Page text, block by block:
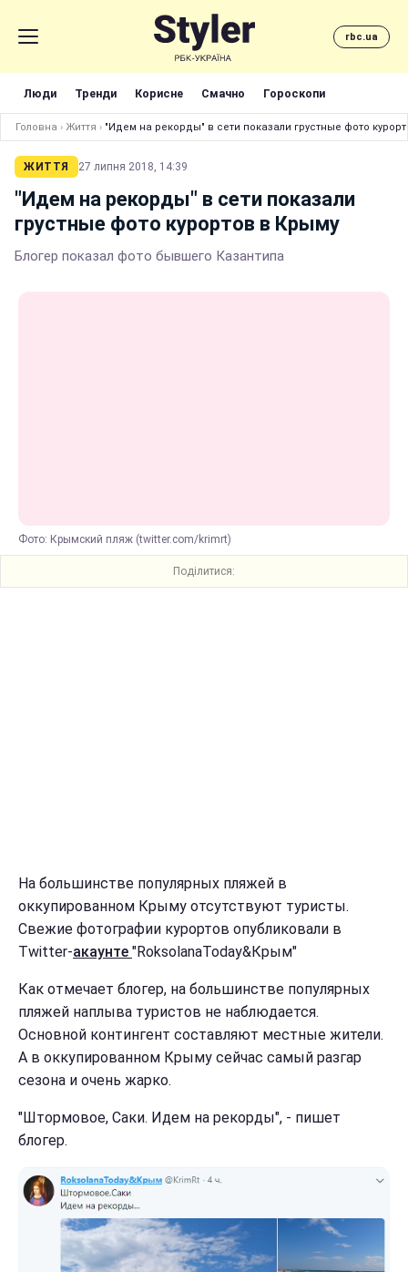
rbc.ua
Люди Тренди Корисне Смачно Гороскопи
Головна › Життя › "Идем на рекорды" в сети показали грустные фото
ЖИТТЯ 27 липня 2018, 14:39
"Идем на рекорды" в сети показали
грустные фото курортов в Крыму
Блогер показал фото бывшего Казантипа
Фото: Крымский пляж (twitter.com/krimrt)
Поділитися:
На большинстве популярных пляжей в
оккупированном Крыму отсутствуют туристы.
Свежие фотографии курортов опубликовали в
Twitter-акаунте "RoksolanaToday&Крым"
Как отмечает блогер, на большинстве популярных
пляжей наплыва туристов не наблюдается.
Основной контингент составляют местные жители.
А в оккупированном Крыму сейчас самый разгар
сезона и очень жарко.
"Штормовое, Саки. Идем на рекорды", - пишет
блогер.